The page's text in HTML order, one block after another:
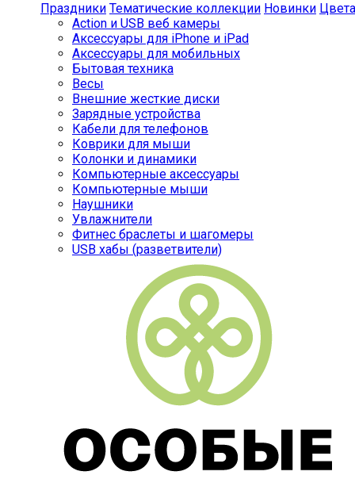
Праздники Тематические коллекции Новинки Цвета
Action и USB веб камеры
Аксессуары для iPhone и iPad
Аксессуары для мобильных
Бытовая техника
Весы
Внешние жесткие диски
Зарядные устройства
Кабели для телефонов
Коврики для мыши
Колонки и динамики
Компьютерные аксессуары
Компьютерные мыши
Наушники
Увлажнители
Фитнес браслеты и шагомеры
USB хабы (разветвители)